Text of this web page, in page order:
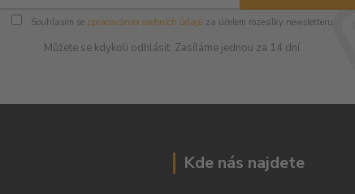
Souhlasím se zpracováním osobních údajůza účelem rozesílky newsletteru.
Můžete se kdykoli odhlásit. Zasíláme jednou za 14 dní.
Kde nás najdete